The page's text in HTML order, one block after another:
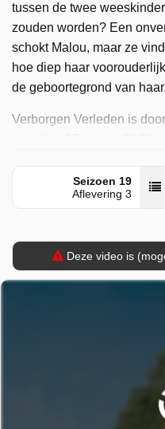
tussen de twee
zouden worden? Een
schokt Malou, maar ze
hoe diep haar
de geboortegrond van
Verborgen Verleden is
Seizoen 19
Aflevering 3
Deze video is